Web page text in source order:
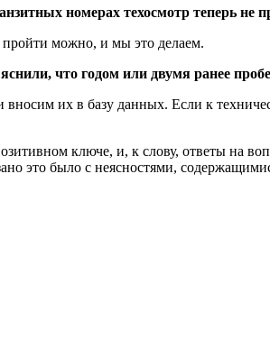
номерах техосмотр теперь не
пройти можно, и мы это делаем.
что годом или двумя ранее
их в базу данных. Если к
ключе, и, к слову, ответы на
это было с неясностями,